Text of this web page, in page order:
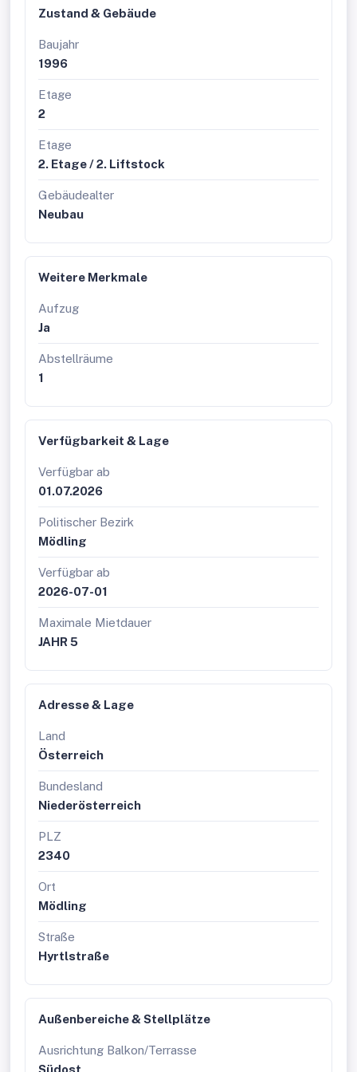
oder telefonisch unter der angegebenen Nummer.
unverbindlich und kostenlos. Oben angeführte Angaben
basieren auf Informationen und Unterlagen des
Eigentümers und sind unsererseits ohne Gewähr.
Zustand & Gebäude
Baujahr
1996
Etage
2
Etage
2. Etage / 2. Liftstock
Gebäudealter
Neubau
Weitere Merkmale
Aufzug
Ja
Abstellräume
1
Verfügbarkeit & Lage
Verfügbar ab
01.07.2026
Politischer Bezirk
Mödling
Verfügbar ab
2026-07-01
Maximale Mietdauer
JAHR 5
Adresse & Lage
Land
Österreich
Bundesland
Niederösterreich
PLZ
2340
Ort
Mödling
Straße
Hyrtlstraße
Außenbereiche & Stellplätze
Ausrichtung Balkon/Terrasse
Südost